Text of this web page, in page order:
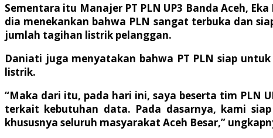
Sementara itu Manajer PT PLN UP3 Banda Aceh,
dia menekankan bahwa PLN sangat terbuka dan
jumlah tagihan listrik pelanggan.
Daniati juga menyatakan bahwa PT PLN siap
listrik.
“Maka dari itu, pada hari ini, saya beserta tim PLN
terkait kebutuhan data. Pada dasarnya, kami
khususnya seluruh masyarakat Aceh Besar,”